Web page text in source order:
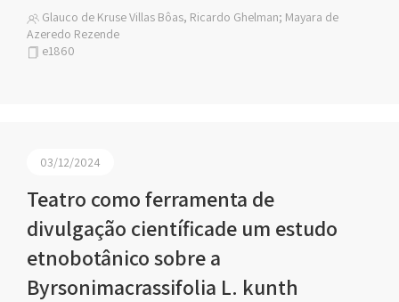
Glauco de Kruse Villas Bôas, Ricardo Ghelman; Mayara de
Azeredo Rezende
e1860
03/12/2024
Teatro como ferramenta de
divulgação científicade um estudo
etnobotânico sobre a
Byrsonimacrassifolia L. kunth